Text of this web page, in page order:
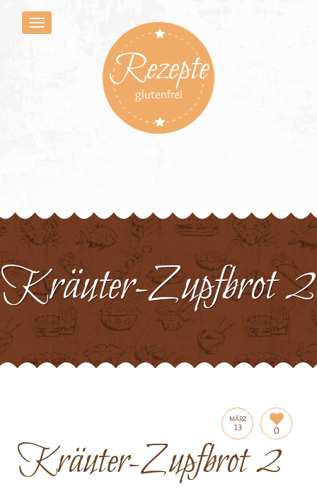
Rezepte
glutenfrei
Kräuter-Zupfbrot 2
MÄRZ
13 0
Kräuter-Zupfbrot 2